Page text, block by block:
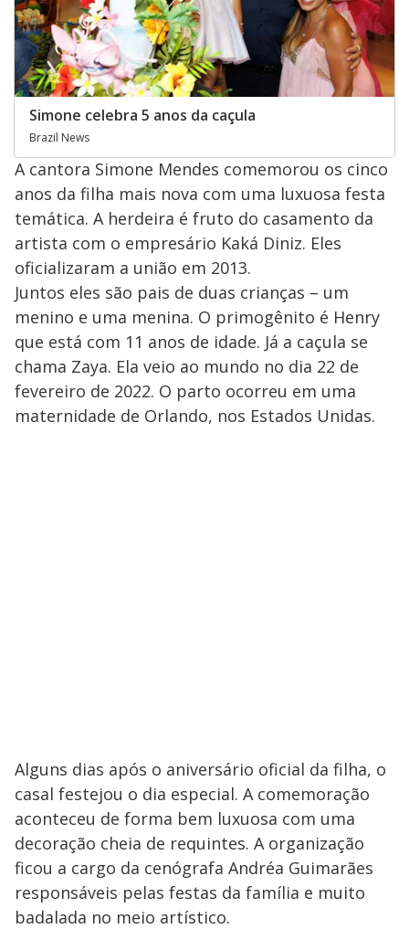
Simone celebra 5 anos da caçula
Brazil News
A cantora Simone Mendes comemorou os cinco
anos da filha mais nova com uma luxuosa festa
temática. A herdeira é fruto do casamento da
artista com o empresário Kaká Diniz. Eles
oficializaram a união em 2013.
Juntos eles são pais de duas crianças – um
menino e uma menina. O primogênito é Henry
que está com 11 anos de idade. Já a caçula se
chama Zaya. Ela veio ao mundo no dia 22 de
fevereiro de 2022. O parto ocorreu em uma
maternidade de Orlando, nos Estados Unidas.
Alguns dias após o aniversário oficial da filha, o
casal festejou o dia especial. A comemoração
aconteceu de forma bem luxuosa com uma
decoração cheia de requintes. A organização
ficou a cargo da cenógrafa Andréa Guimarães
responsáveis pelas festas da família e muito
badalada no meio artístico.